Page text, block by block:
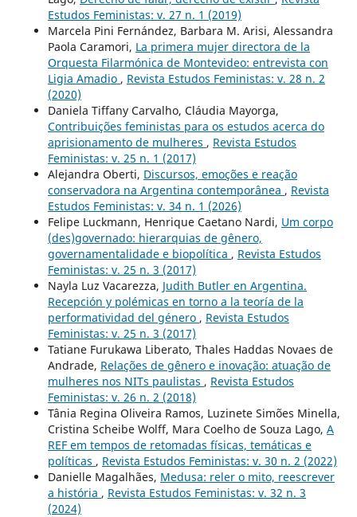
Estudos Feministas: v. 27 n. 1 (2019)
Marcela Pini Fernández, Barbara M. Arisi, Alessandra
Paola Caramori, La primera mujer directora de la
Orquesta Filarmónica de Montevideo: entrevista con
Ligia Amadio , Revista Estudos Feministas: v. 28 n. 2
(2020)
Daniela Tiffany Carvalho, Cláudia Mayorga,
Contribuições feministas para os estudos acerca do
aprisionamento de mulheres , Revista Estudos
Feministas: v. 25 n. 1 (2017)
Alejandra Oberti, Discursos, emoções e reação
conservadora na Argentina contemporânea , Revista
Estudos Feministas: v. 34 n. 1 (2026)
Felipe Luckmann, Henrique Caetano Nardi, Um corpo
(des)governado: hierarquias de gênero,
governamentalidade e biopolítica , Revista Estudos
Feministas: v. 25 n. 3 (2017)
Nayla Luz Vacarezza, Judith Butler en Argentina.
Recepción y polémicas en torno a la teoría de la
performatividad del género , Revista Estudos
Feministas: v. 25 n. 3 (2017)
Tatiane Furukawa Liberato, Thales Haddas Novaes de
Andrade, Relações de gênero e inovação: atuação de
mulheres nos NITs paulistas , Revista Estudos
Feministas: v. 26 n. 2 (2018)
Tânia Regina Oliveira Ramos, Luzinete Simões Minella,
Cristina Scheibe Wolff, Mara Coelho de Souza Lago, A
REF em tempos de retomadas físicas, temáticas e
políticas , Revista Estudos Feministas: v. 30 n. 2 (2022)
Danielle Magalhães, Medusa: reler o mito, reescrever
a história , Revista Estudos Feministas: v. 32 n. 3
(2024)